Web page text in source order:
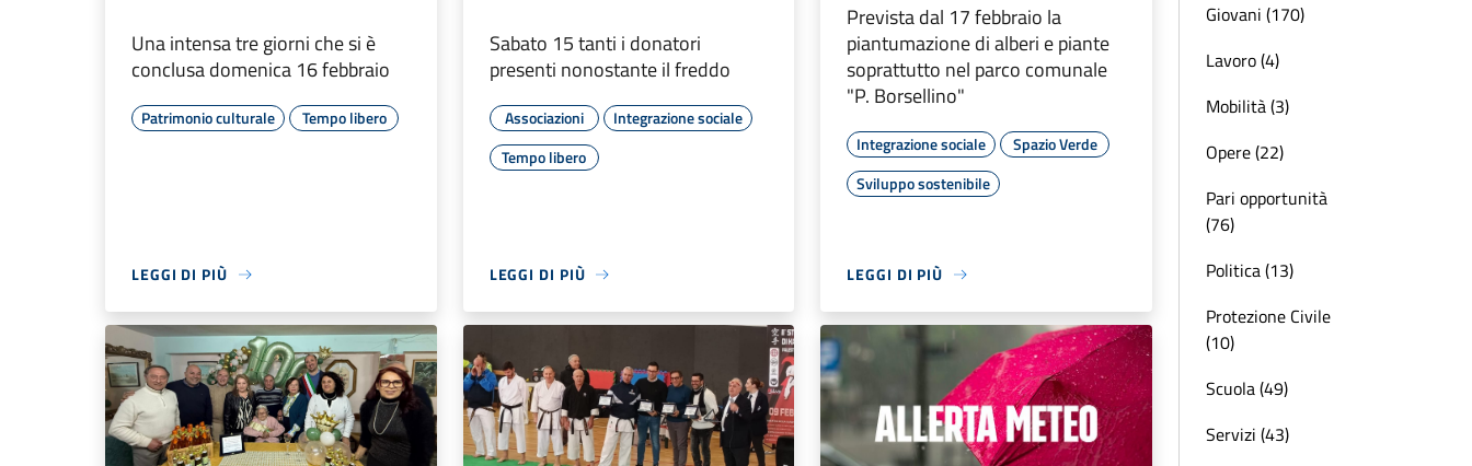
Una intensa tre giorni che si è
conclusa domenica 16 febbraio
Patrimonio culturale Tempo libero
LEGGI DI PIÙ
Sabato 15 tanti i donatori
presenti nonostante il freddo
Associazioni
Integrazione sociale
Tempo libero
LEGGI DI PIÙ
Prevista dal 17 febbraio la
piantumazione di alberi e piante
soprattutto nel parco comunale
"P. Borsellino"
Integrazione sociale
Spazio Verde
Sviluppo sostenibile
LEGGI DI PIÙ
Giovani (170)
Lavoro (4)
Mobilità (3)
Opere (22)
Pari opportunità
(76)
Politica (13)
Protezione Civile
(10)
Scuola (49)
Servizi (43)